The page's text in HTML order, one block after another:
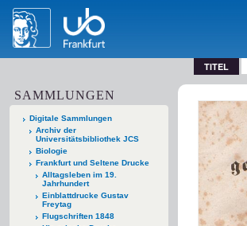
TITEL
SAMMLUNGEN
Digitale Sammlungen
Archiv der
Universitätsbibliothek JCS
Biologie
Frankfurt und Seltene Drucke
Alltagsleben im 19.
Jahrhundert
Einblattdrucke Gustav
Freytag
Flugschriften 1848